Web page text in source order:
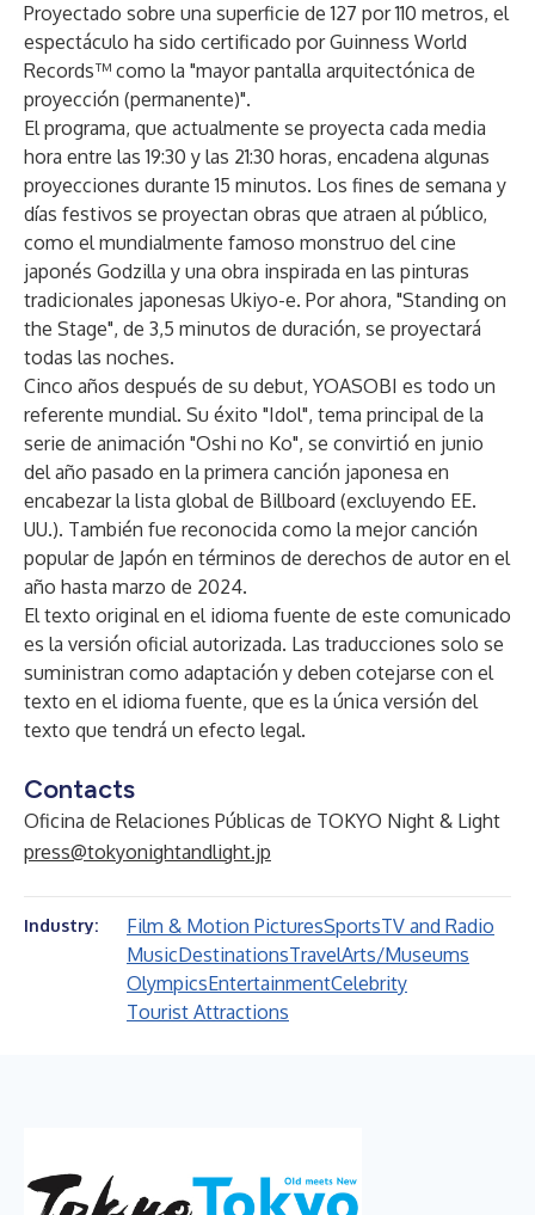
Proyectado sobre una superficie de 127 por 110 metros, el
espectáculo ha sido certificado por Guinness World
Records™ como la "mayor pantalla arquitectónica de
proyección (permanente)".
El programa, que actualmente se proyecta cada media
hora entre las 19:30 y las 21:30 horas, encadena algunas
proyecciones durante 15 minutos. Los fines de semana y
días festivos se proyectan obras que atraen al público,
como el mundialmente famoso monstruo del cine
japonés Godzilla y una obra inspirada en las pinturas
tradicionales japonesas Ukiyo-e. Por ahora, "Standing on
the Stage", de 3,5 minutos de duración, se proyectará
todas las noches.
Cinco años después de su debut, YOASOBI es todo un
referente mundial. Su éxito "Idol", tema principal de la
serie de animación "Oshi no Ko", se convirtió en junio
del año pasado en la primera canción japonesa en
encabezar la lista global de Billboard (excluyendo EE.
UU.). También fue reconocida como la mejor canción
popular de Japón en términos de derechos de autor en el
año hasta marzo de 2024.
El texto original en el idioma fuente de este comunicado
es la versión oficial autorizada. Las traducciones solo se
suministran como adaptación y deben cotejarse con el
texto en el idioma fuente, que es la única versión del
texto que tendrá un efecto legal.
Contacts
Oficina de Relaciones Públicas de TOKYO Night & Light
press@tokyonightandlight.jp
Industry: Film & Motion PicturesSportsTV and Radio
MusicDestinationsTravelArts/Museums
OlympicsEntertainmentCelebrity
Tourist Attractions